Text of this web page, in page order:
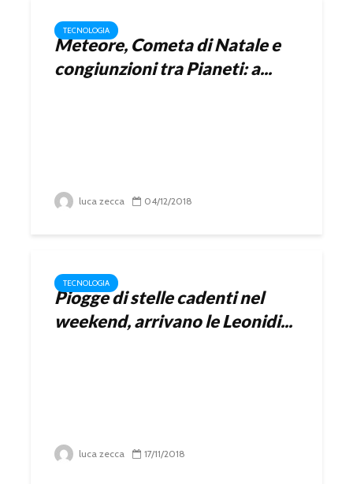
TECNOLOGIA
Meteore, Cometa di Natale e
congiunzioni tra Pianeti: a...
luca zecca 04/12/2018
TECNOLOGIA
Piogge di stelle cadenti nel
weekend, arrivano le Leonidi...
luca zecca 17/11/2018